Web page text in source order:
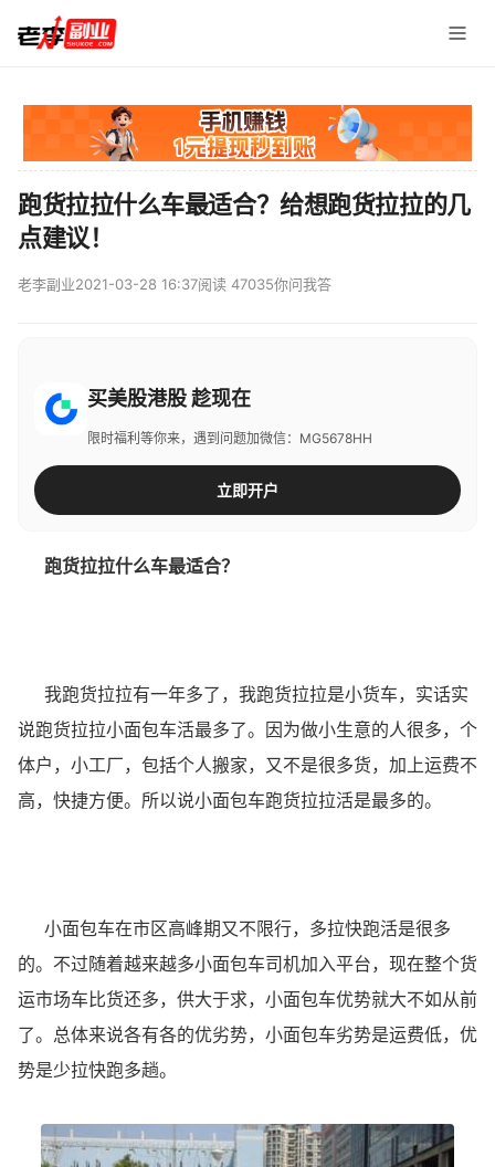
跑货拉拉什么车最适合？给想跑货拉拉的几
点建议！
老李副业2021-03-28 16:37阅读 47035你问我答
买美股港股 趁现在
限时福利等你来，遇到问题加微信：MG5678HH
立即开户
跑货拉拉什么车最适合？
我跑货拉拉有一年多了，我跑货拉拉是小货车，实话实
说跑货拉拉小面包车活最多了。因为做小生意的人很多，个
体户，小工厂，包括个人搬家，又不是很多货，加上运费不
高，快捷方便。所以说小面包车跑货拉拉活是最多的。
小面包车在市区高峰期又不限行，多拉快跑活是很多
的。不过随着越来越多小面包车司机加入平台，现在整个货
运市场车比货还多，供大于求，小面包车优势就大不如从前
了。总体来说各有各的优劣势，小面包车劣势是运费低，优
势是少拉快跑多趟。